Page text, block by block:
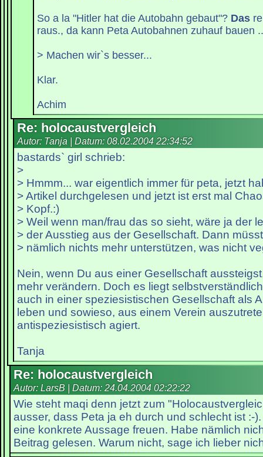
So a la "Hitler hat die Autobahn gebaut"? Das
raus., da kann Peta Autobahnen zuhauf bauen
> Machen wir`s besser...
Klar.
Achim
Re: holocaustvergleich
Autor: Tanja | Datum: 08.02.2004 22:34:52
bastards` girl schrieb:
>
> Hmmm... war eigentlich immer für peta, jetzt
> Artikel durchgelesen und jetzt ist erst mal
> Kopf.:)
> Weil wenn man/frau das so sieht, wäre ja der
> der Ausstieg aus der Gesellschaft. Dann
> nämlich nichts mehr unterstützen, was nicht
Nein, wenn Du aus einer Gesellschaft
mehr verändern. Doch es liegt
auch in einer speziesistischen Gesellschaft als
leben und sowieso, aus einem Verein
antispeziesistisch agiert.
Tanja
Re: holocaustvergleich
Autor: LarsB | Datum: 24.04.2004 02:22:22
Wie steht maqi denn jetzt zum
ausser, dass Peta ja eh durch und schlecht ist :-
eine konkrete Aussage freuen. Habe nämlich
Beitrag gelesen. Warum nicht, sage ich lieber